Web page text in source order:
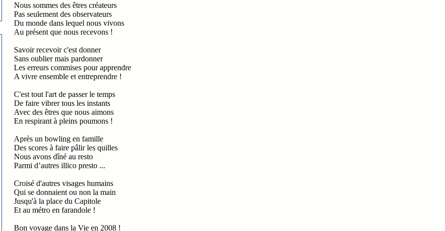
Nous sommes des êtres créateurs
Pas seulement des observateurs
Du monde dans lequel nous vivons
Au présent que nous recevons !
Savoir recevoir c'est donner
Sans oublier mais pardonner
Les erreurs commises pour apprendre
A vivre ensemble et entreprendre !
C'est tout l'art de passer le temps
De faire vibrer tous les instants
Avec des êtres que nous aimons
En respirant à pleins poumons !
Après un bowling en famille
Des scores à faire pâlir les quilles
Nous avons dîné au resto
Parmi d’autres illico presto ...
Croisé d'autres visages humains
Qui se donnaient ou non la main
Jusqu'à la place du Capitole
Et au métro en farandole !
Bon voyage dans la Vieen 2008 !